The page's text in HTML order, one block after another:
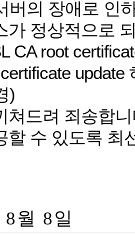
버의 장애로 인
가 정상적으로
CA root
update
)
쳐드려 죄송합
할 수 있도록 최
월 8일